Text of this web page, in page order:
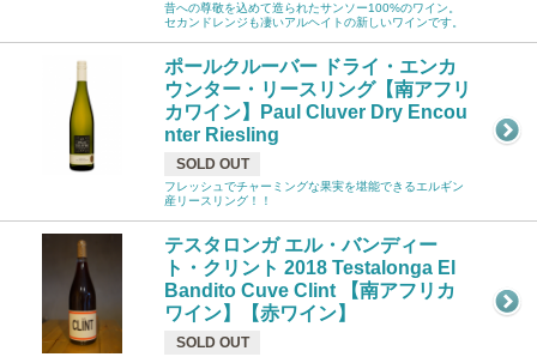
昔への尊敬を込めて造られたサンソー100%のワイン。
セカンドレンジも凄いアルヘイトの新しいワインです。
ポールクルーバー ドライ・エンカ
ウンター・リースリング【南アフリ
カワイン】Paul Cluver Dry Encou
nter Riesling
SOLD OUT
フレッシュでチャーミングな果実を堪能できるエルギン
産リースリング！！
テスタロンガ エル・バンディー
ト・クリント 2018 Testalonga El
Bandito Cuve Clint 【南アフリカ
ワイン】【赤ワイン】
SOLD OUT